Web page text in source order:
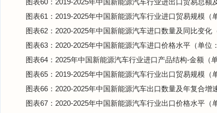
图表60：2019-2025年中国新能源汽车行业进出口贸易总额
图表61：2019-2025年中国新能源汽车行业进口贸易规模（
图表62：2020-2025年中国新能源汽车进口数量及同比变化
图表63：2020-2025年中国新能源汽车进口价格水平（单位
图表64：2025年中国新能源汽车行业进口产品结构-金额（
图表65：2019-2025年中国新能源汽车行业出口贸易规模（
图表66：2020-2025年中国新能源汽车出口数量及年复合增
图表67：2020-2025年中国新能源汽车行业出口价格水平（